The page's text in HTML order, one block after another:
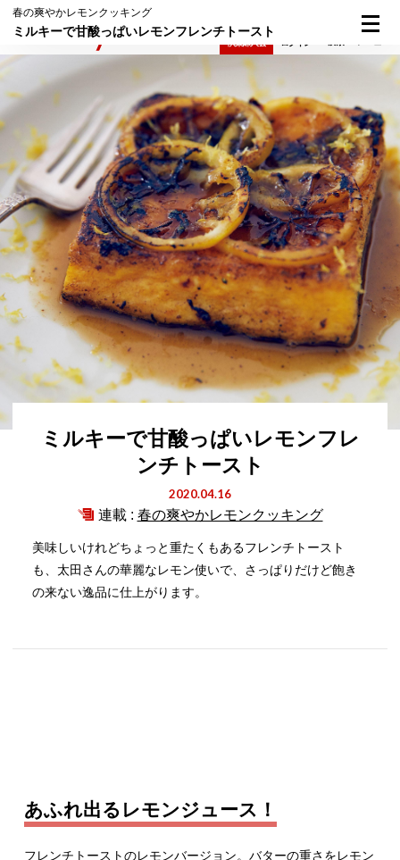
春の爽やかレモンクッキング
ミルキーで甘酸っぱいレモンフレンチトースト
ミルキーで甘酸っぱいレモンフレ
ンチトースト
2020.04.16
連載 : 春の爽やかレモンクッキング
美味しいけれどちょっと重たくもあるフレンチトースト
も、太田さんの華麗なレモン使いで、さっぱりだけど飽き
の来ない逸品に仕上がります。
あふれ出るレモンジュース！
フレンチトーストのレモンバージョン。バターの重さをレモン